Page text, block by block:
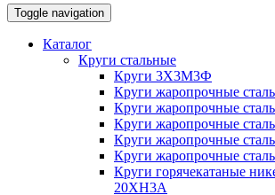
Toggle navigation
Каталог
Круги стальные
Круги 3Х3М3Ф
Круги жаропрочные
Круги жаропрочные
Круги жаропрочные
Круги жаропрочные
Круги жаропрочные
Круги горячекатаные
20ХН3А